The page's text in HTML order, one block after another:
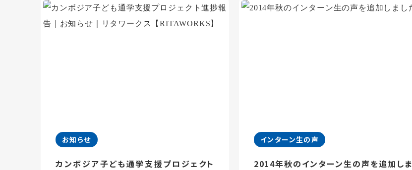
お知らせ
カンボジア子ども通学支援プロジェクト
インターン生の声
2014年秋のインターン生の声を追加しま